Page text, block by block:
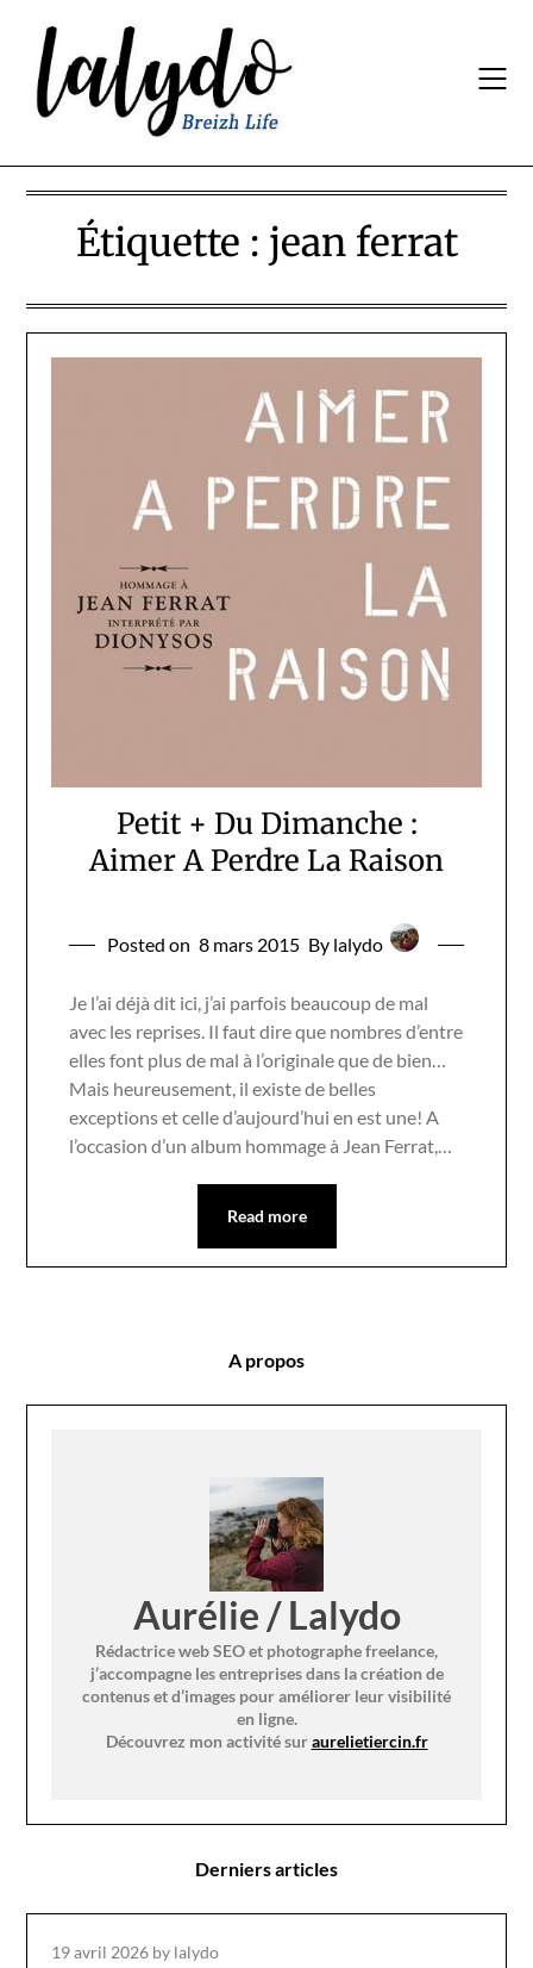
content
Étiquette : jean ferrat
Petit + Du Dimanche :
Aimer A Perdre La Raison
Posted on 8 mars 2015 By lalydo
Je l’ai déjà dit ici, j’ai parfois beaucoup de mal
avec les reprises. Il faut dire que nombres d’entre
elles font plus de mal à l’originale que de bien…
Mais heureusement, il existe de belles
exceptions et celle d’aujourd’hui en est une! A
l’occasion d’un album hommage à Jean Ferrat,…
Read more
A propos
Aurélie / Lalydo
Rédactrice web SEO et photographe freelance,
j’accompagne les entreprises dans la création de
contenus et d’images pour améliorer leur visibilité
en ligne.
Découvrez mon activité suraurelietiercin.fr
Derniers articles
19 avril 2026 by lalydo